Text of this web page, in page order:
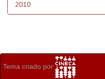
2010
Tema criado por